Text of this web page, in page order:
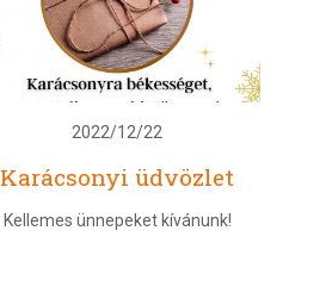
2022/12/22
Karácsonyi üdvözlet
Kellemes ünnepeket kívánunk!